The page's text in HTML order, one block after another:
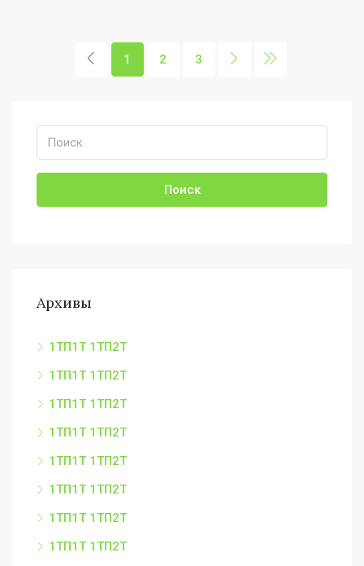
1 2 3
Поиск
Архивы
1ТП1Т 1ТП2Т
1ТП1Т 1ТП2Т
1ТП1Т 1ТП2Т
1ТП1Т 1ТП2Т
1ТП1Т 1ТП2Т
1ТП1Т 1ТП2Т
1ТП1Т 1ТП2Т
1ТП1Т 1ТП2Т